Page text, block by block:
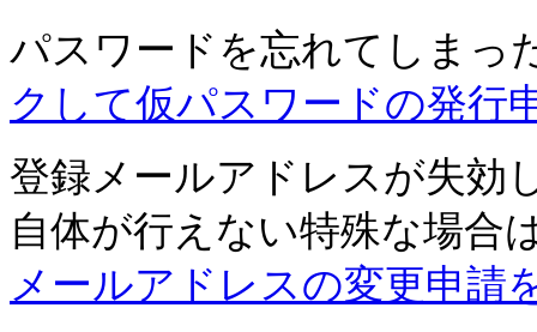
パスワードを忘れてしまっ
クして仮パスワードの発行
登録メールアドレスが失効
自体が行えない特殊な場合
メールアドレスの変更申請